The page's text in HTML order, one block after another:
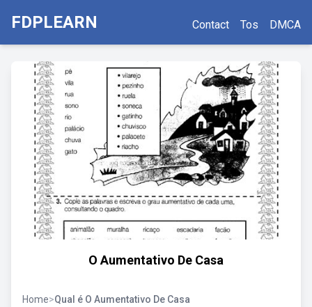
FDPLEARN Contact Tos DMCA
O Aumentativo De Casa
Home>Qual é O Aumentativo De Casa